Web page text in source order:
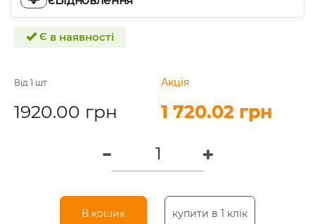
Є в наявності
Від 1 шт
1920.00 грн
Акція
1 720.02 грн
Акція
1 720.02 грн
В кошик купити в 1 клік